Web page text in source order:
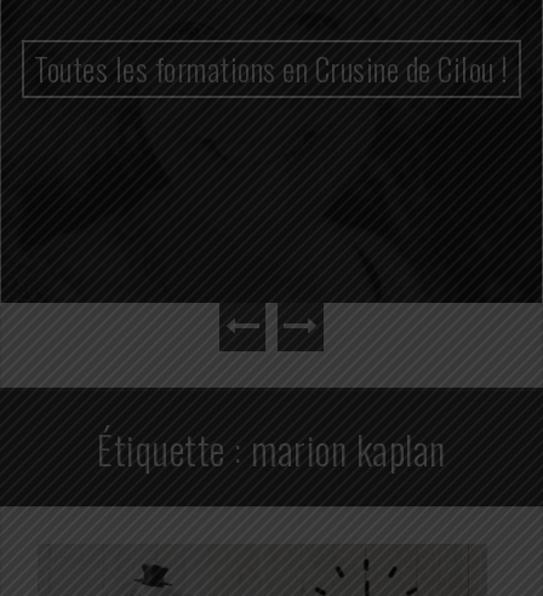
Toutes les formations en Crusine de Cilou !
Étiquette : marion kaplan